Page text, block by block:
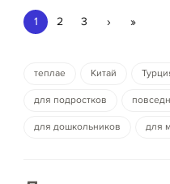
1 2 3 › »
теплае Китай
для подростков
для дошкольников для